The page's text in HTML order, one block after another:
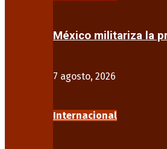
México militariza la
7 agosto, 2026
Internacional